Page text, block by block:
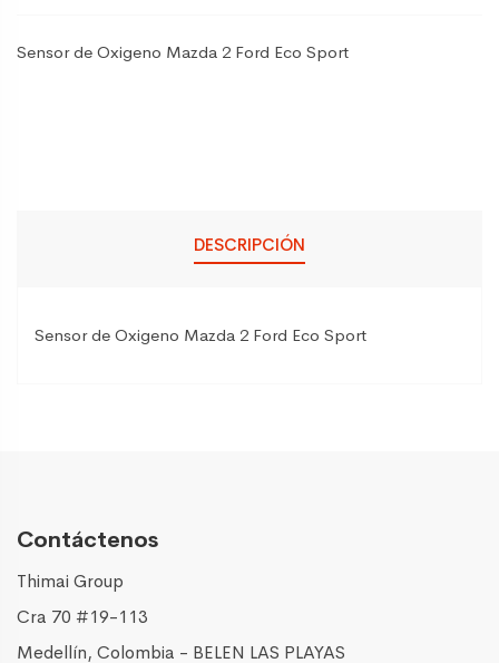
Sensor de Oxigeno Mazda 2 Ford Eco Sport
DESCRIPCIÓN
Sensor de Oxigeno Mazda 2 Ford Eco Sport
Contáctenos
Thimai Group
Cra 70 #19-113
Medellín, Colombia - BELEN LAS PLAYAS